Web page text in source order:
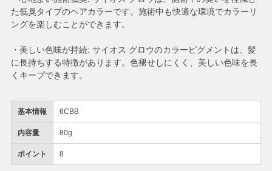
基本情報 6CBB
内容量 80g
ポイント 8
た低臭タイプのヘアカラーです。施術中も快適な環境でカラーリ
ングを楽しむことができます。
・美しい色味が持続: サイオス グロウのカラーピグメントは、髪
に長持ちする特徴があります。色褪せしにくく、美しい色味を長
くキープできます。